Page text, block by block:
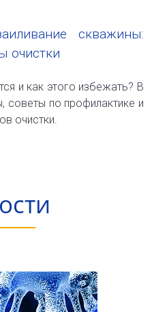
скважины:
очистки
и как этого избежать? В
советы по профилактике и
очистки.